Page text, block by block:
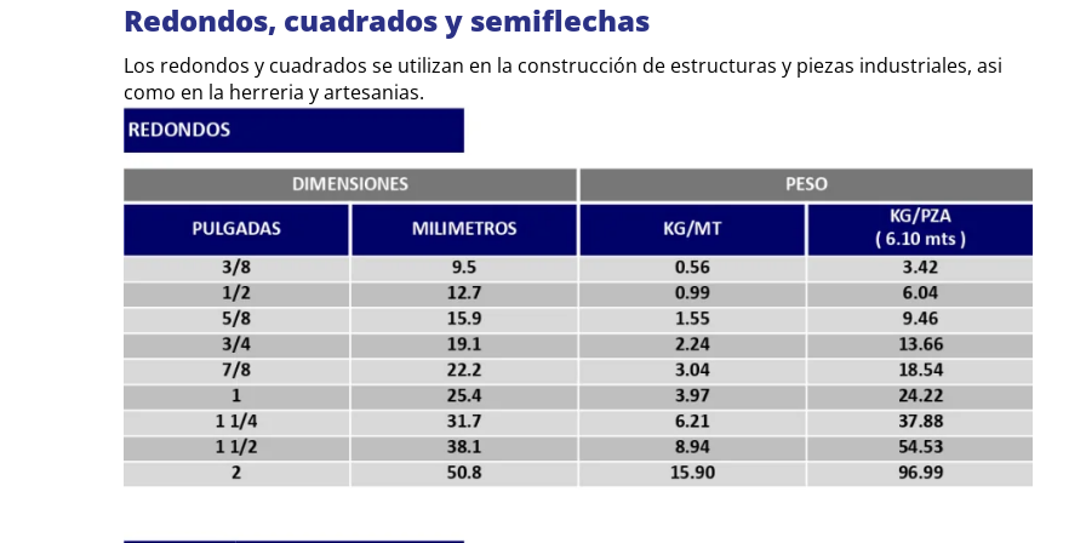
Redondos, cuadrados y semiflechas
Los redondos y cuadrados se utilizan en la construcción de estructuras y piezas industriales, asi
como en la herreria y artesanias.